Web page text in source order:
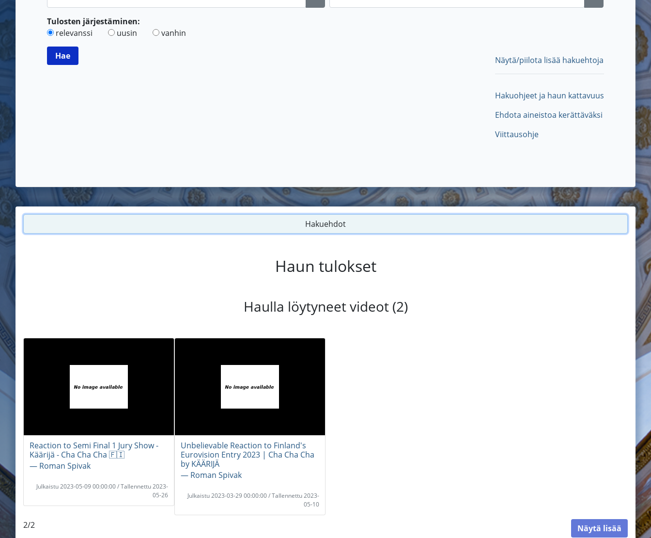
Tulosten järjestäminen:
relevanssi
uusin vanhin
Näytä/piilota lisää hakuehtoja
Hakuohjeet ja haun kattavuus
Ehdota aineistoa kerättäväksi
Viittausohje
Hakuehdot
Haun tulokset
Haulla löytyneet videot (2)
Reaction to Semi Final 1 Jury Show -
Käärijä - Cha Cha Cha 🇫🇮
― Roman Spivak
Julkaistu 2023-05-09 00:00:00 / Tallennettu 2023-
05-26
Unbelievable Reaction to Finland's
Eurovision Entry 2023 | Cha Cha Cha
by KÄÄRIJÄ
― Roman Spivak
Julkaistu 2023-03-29 00:00:00 / Tallennettu 2023-
05-10
2/2 Näytä lisää